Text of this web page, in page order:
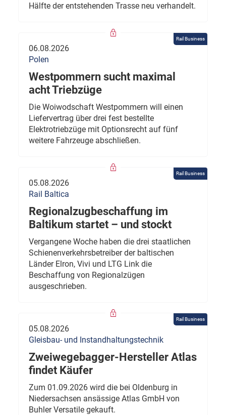
Hälfte der entstehenden Trasse neu verhandelt.
Rail Business
06.08.2026
Polen
Westpommern sucht maximal
acht Triebzüge
Die Woiwodschaft Westpommern will einen
Liefervertrag über drei fest bestellte
Elektrotriebzüge mit Optionsrecht auf fünf
weitere Fahrzeuge abschließen.
Rail Business
05.08.2026
Rail Baltica
Regionalzugbeschaffung im
Baltikum startet – und stockt
Vergangene Woche haben die drei staatlichen
Schienenverkehrsbetreiber der baltischen
Länder Elron, Vivi und LTG Link die
Beschaffung von Regionalzügen
ausgeschrieben.
Rail Business
05.08.2026
Gleisbau- und Instandhaltungstechnik
Zweiwegebagger-Hersteller Atlas
findet Käufer
Zum 01.09.2026 wird die bei Oldenburg in
Niedersachsen ansässige Atlas GmbH von
Buhler Versatile gekauft.